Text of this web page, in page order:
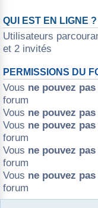
QUI EST EN LIGNE ?
Utilisateurs
et 2 invités
PERMISSIONS DU
Vous ne pouvez pas
forum
Vous ne pouvez pas
Vous ne pouvez pas
forum
Vous ne pouvez pas
forum
Vous ne pouvez pas
forum